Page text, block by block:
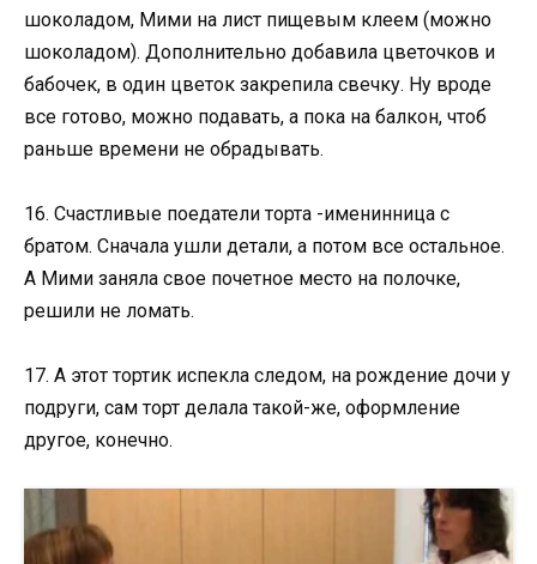
шоколадом, Мими на лист пищевым клеем (можно
шоколадом). Дополнительно добавила цветочков и
бабочек, в один цветок закрепила свечку. Ну вроде
все готово, можно подавать, а пока на балкон, чтоб
раньше времени не обрадывать.
16. Счастливые поедатели торта -именинница с
братом. Сначала ушли детали, а потом все остальное.
А Мими заняла свое почетное место на полочке,
решили не ломать.
17. А этот тортик испекла следом, на рождение дочи у
подруги, сам торт делала такой-же, оформление
другое, конечно.